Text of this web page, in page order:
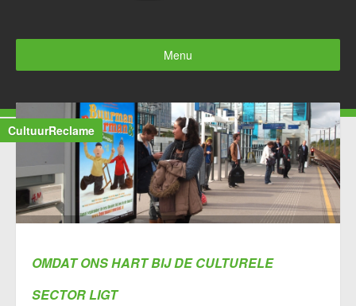
Menu
Home
Nieuws
Over ons
Media
Contact
CultuurReclame
OMDAT ONS HART BIJ DE CULTURELE
SECTOR LIGT